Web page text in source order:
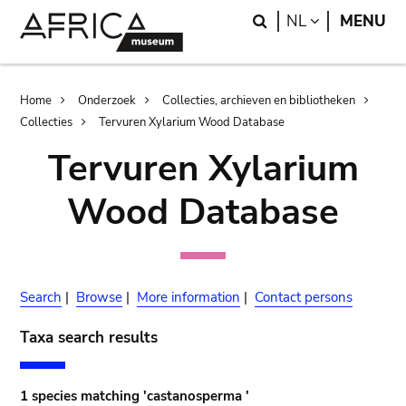
Search
NL LANGUAGE
MENU
Breadcrumb
Home Onderzoek
Collecties, archieven en bibliotheken
Collecties
Tervuren Xylarium Wood Database
Tervuren Xylarium
Wood Database
Search | Browse | More information | Contact persons
Taxa search results
1 species matching 'castanosperma '